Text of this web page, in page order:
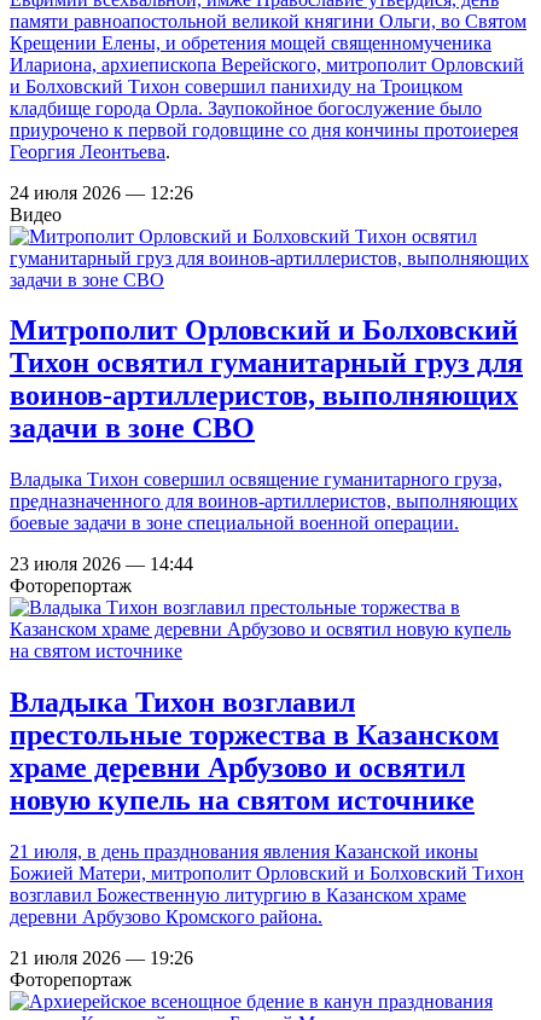
памяти равноапостольной великой княгини Ольги, во Святом
Крещении Елены, и обретения мощей священномученика
Илариона, архиепископа Верейского, митрополит Орловский
и Болховский Тихон совершил панихиду на Троицком
кладбище города Орла. Заупокойное богослужение было
приурочено к первой годовщине со дня кончины протоиерея
Георгия Леонтьева.
24 июля 2026 — 12:26
Видео
Митрополит Орловский и Болховский
Тихон освятил гуманитарный груз для
воинов-артиллеристов, выполняющих
задачи в зоне СВО
Владыка Тихон совершил освящение гуманитарного груза,
предназначенного для воинов-артиллеристов, выполняющих
боевые задачи в зоне специальной военной операции.
23 июля 2026 — 14:44
Фоторепортаж
Владыка Тихон возглавил
престольные торжества в Казанском
храме деревни Арбузово и освятил
новую купель на святом источнике
21 июля, в день празднования явления Казанской иконы
Божией Матери, митрополит Орловский и Болховский Тихон
возглавил Божественную литургию в Казанском храме
деревни Арбузово Кромского района.
21 июля 2026 — 19:26
Фоторепортаж